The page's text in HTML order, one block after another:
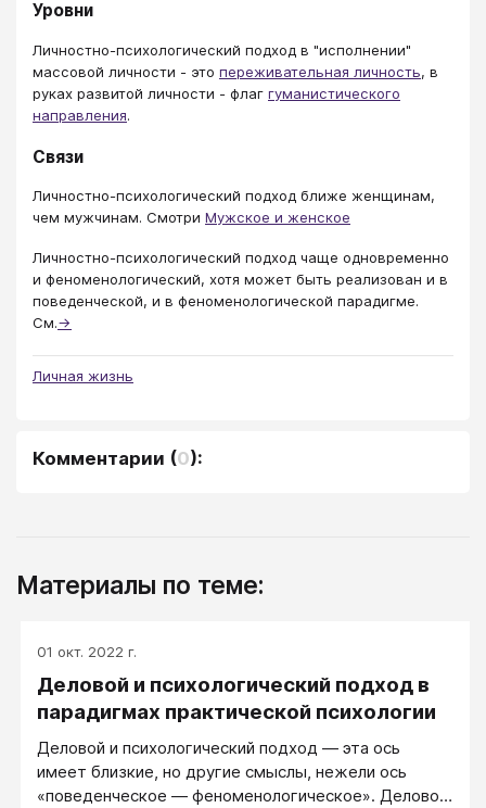
Уровни
Личностно-психологический подход в "исполнении"
массовой личности - это переживательная личность, в
руках развитой личности - флаг гуманистического
направления.
Связи
Личностно-психологический подход ближе женщинам,
чем мужчинам. Смотри Мужское и женское
Личностно-психологический подход чаще одновременно
и феноменологический, хотя может быть реализован и в
поведенческой, и в феноменологической парадигме.
См.→
Личная жизнь
Комментарии (0):
Материалы по теме:
01 окт. 2022 г.
Деловой и психологический подход в
парадигмах практической психологии
Деловой и психологический подход ― эта ось
имеет близкие, но другие смыслы, нежели ось
«поведенческое ― феноменологическое». Деловой